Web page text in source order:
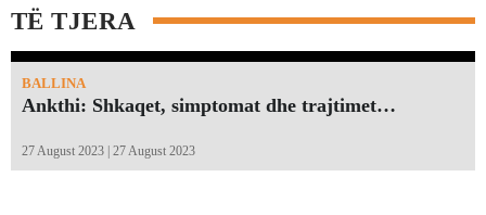
TË TJERA
BALLINA
Ankthi: Shkaqet, simptomat dhe trajtimet…
27 August 2023 | 27 August 2023